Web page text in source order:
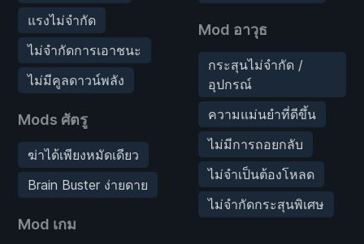
แรงไม่จำกัด
ไม่จำกัดการเอาชนะ
ไม่มีคูลดาวน์พลัง
Mods ศัตรู
ฆ่าได้เพียงหมัดเดียว
Brain Buster ง่ายดาย
Mod เกม
Mod อาวุธ
กระสุนไม่จำกัด /
อุปกรณ์
ความแม่นยำที่ดีขึ้น
ไม่มีการถอยกลับ
ไม่จำเป็นต้องโหลด
ไม่จำกัดกระสุนพิเศษ